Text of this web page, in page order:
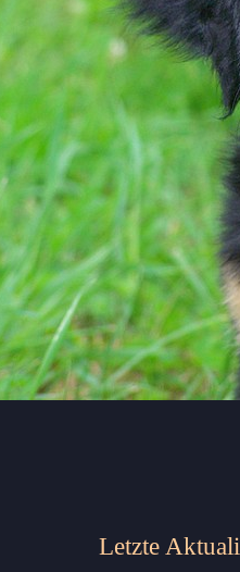
Letzte